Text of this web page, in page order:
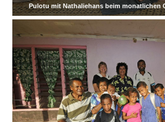
Pulotu mit Nathaliehans beim monatlichen